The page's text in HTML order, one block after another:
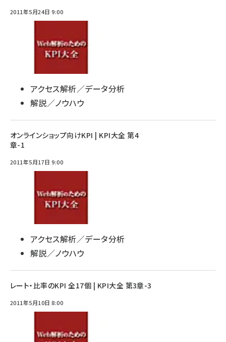
2011年5月24日 9:00
アクセス解析／データ分析
解説／ノウハウ
オンラインショップ向けKPI | KPI大全 第4
章-1
2011年5月17日 9:00
アクセス解析／データ分析
解説／ノウハウ
レート・比率のKPI 全17個 | KPI大全 第3章-3
2011年5月10日 8:00